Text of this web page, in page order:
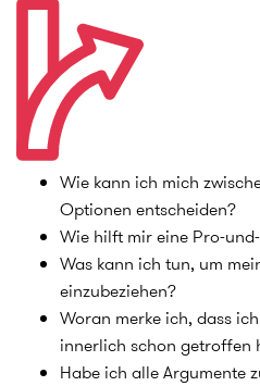
Wie kann ich mich
Optionen entscheiden?
Wie hilft mir eine Pro-
Was kann ich tun, um
einzubeziehen?
Woran merke ich, dass
innerlich schon getroffen
Habe ich alle Argumente